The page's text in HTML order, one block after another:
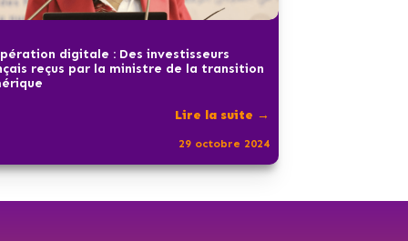
digitale : Des investisseurs
reçus par la ministre de la transition
Lire la suite →
29 octobre 2024